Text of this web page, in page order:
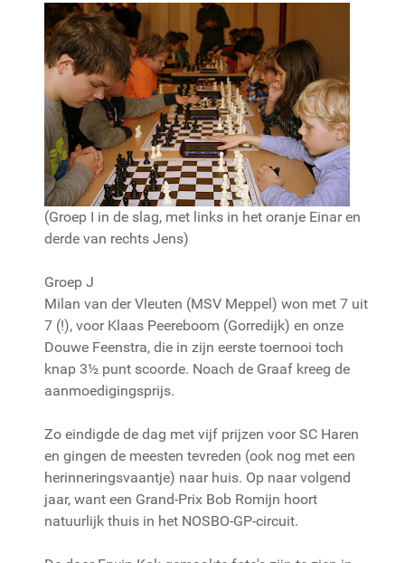
(Groep I in de slag, met links in het oranje Einar en
derde van rechts Jens)
Groep J
Milan van der Vleuten (MSV Meppel) won met 7 uit
7 (!), voor Klaas Peereboom (Gorredijk) en onze
Douwe Feenstra, die in zijn eerste toernooi toch
knap 3½ punt scoorde. Noach de Graaf kreeg de
aanmoedigingsprijs.
Zo eindigde de dag met vijf prijzen voor SC Haren
en gingen de meesten tevreden (ook nog met een
herinneringsvaantje) naar huis. Op naar volgend
jaar, want een Grand-Prix Bob Romijn hoort
natuurlijk thuis in het NOSBO-GP-circuit.